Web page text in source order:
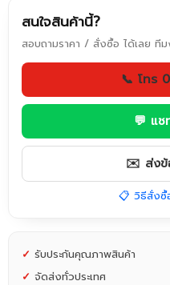
สนใจสินค้านี้?
สอบถามราคา / สั่งซื้อ ได้เลย ที
📞 โทร
💬 แช
✉️ ส่งข้
📋 วิธีสั่งซื้
✓ รับประกันคุณภาพสินค้า
✓ จัดส่งทั่วประเทศ